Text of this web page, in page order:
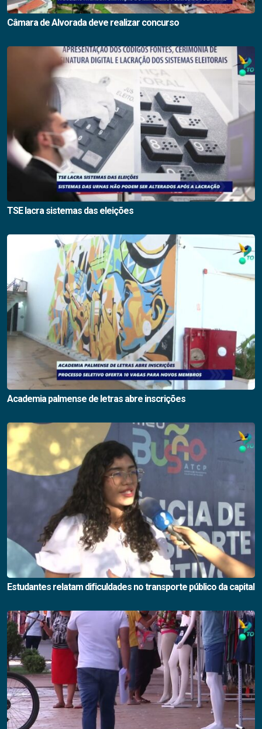
Câmara de Alvorada deve realizar concurso
TSE lacra sistemas das eleições
Academia palmense de letras abre inscrições
Estudantes relatam dificuldades no transporte público da capital